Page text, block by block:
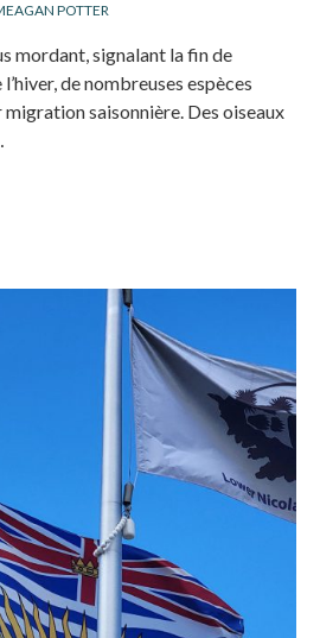
POTTER
mordant, signalant la fin de
l’hiver, de nombreuses espèces
saisonnière. Des oiseaux